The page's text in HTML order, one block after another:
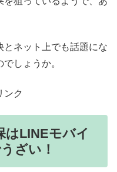
ネット上でも話題にな
しょうか。
ンク
はLINEモバイ
ざい！